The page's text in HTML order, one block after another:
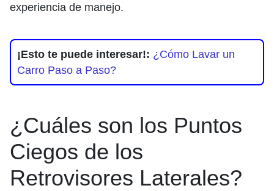
experiencia de manejo.
¡Esto te puede interesar!: ¿Cómo Lavar un
Carro Paso a Paso?
¿Cuáles son los Puntos
Ciegos de los
Retrovisores Laterales?